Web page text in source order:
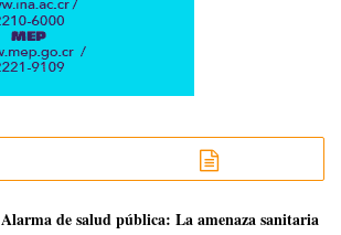
​Alarma de salud pública: La amenaza sanitaria